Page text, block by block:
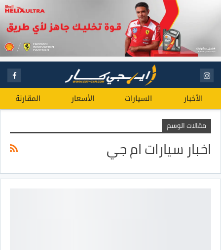
الأخبار السيارات الأسعار المقارنة
مقالات الوسم
اخبار سيارات ام جي